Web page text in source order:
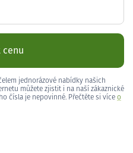
cenu
jednorázové nabídky našich
můžete zjistit i na naší zákaznické
čísla je nepovinné. Přečtěte si více o